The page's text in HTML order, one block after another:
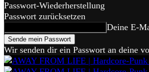
Passwort-Wiederherstellung
Passwort zurücksetzen
Deine E-
Wir senden dir ein Passwort an deine